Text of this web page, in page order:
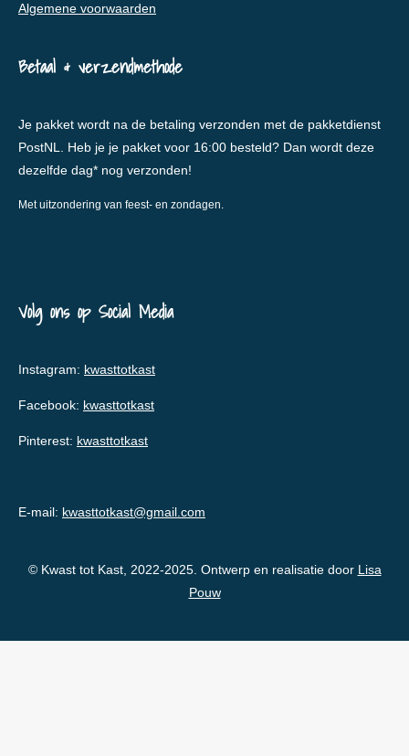
Algemene voorwaarden
Betaal & verzendmethode
Je pakket wordt na de betaling verzonden met de pakketdienst
PostNL. Heb je je pakket voor 16:00 besteld? Dan wordt deze
dezelfde dag* nog verzonden!
Met uitzondering van feest- en zondagen.
Volg ons op Social Media
Instagram: kwasttotkast
Facebook: kwasttotkast
Pinterest: kwasttotkast
E-mail: kwasttotkast@gmail.com
© Kwast tot Kast, 2022-2025. Ontwerp en realisatie door Lisa
Pouw